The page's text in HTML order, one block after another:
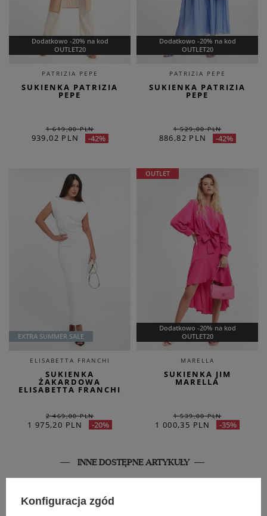
Dodatkowo -20% na kod
OUTLET20
PATRIZIA PEPE
SUKIENKA PATRIZIA
PEPE
1 619,00 PLN
939,02 PLN -42%
Dodatkowo -20% na kod
OUTLET20
PATRIZIA PEPE
SUKIENKA PATRIZIA
PEPE
1 529,00 PLN
886,82 PLN -42%
EXTRA SUMMER SALE
ELISABETTA FRANCHI
SUKIENKA
ŻAKARDOWA
ELISABETTA FRANCHI
2 469,00 PLN
1 975,20 PLN -20%
Dodatkowo -20% na kod
OUTLET20
OUTLET
MARELLA
SUKIENKA JIM
MARELLA
1 539,00 PLN
1 000,35 PLN -35%
INNE DOSTĘPNE ARTYKUŁY
Konfiguracja zgód